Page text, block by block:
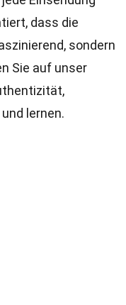
dass die
sondern
Sie auf unser
lernen.